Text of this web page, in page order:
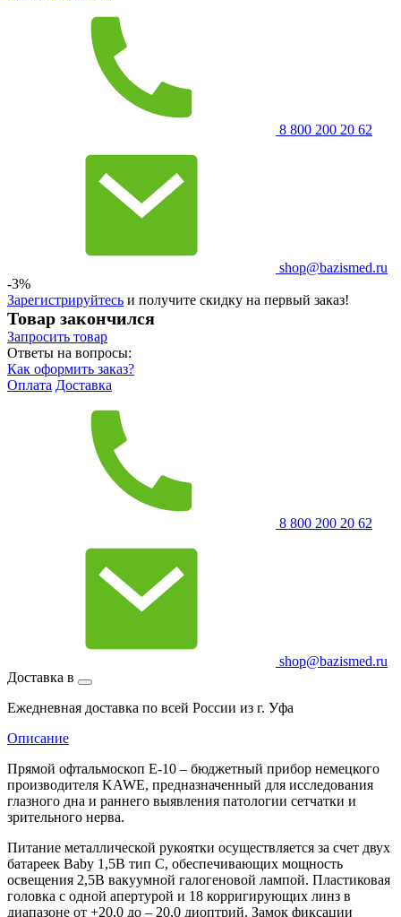
8 800 200 20 62
shop@bazismed.ru
-3%
Зарегистрируйтесь и получите скидку на первый заказ!
Товар закончился
Запросить товар
Ответы на вопросы:
Как оформить заказ?
Оплата Доставка
8 800 200 20 62
shop@bazismed.ru
Доставка в
Ежедневная доставка по всей России из г. Уфа
Описание
Прямой офтальмоскоп E-10 – бюджетный прибор немецкого
производителя KAWE, предназначенный для исследования
глазного дна и раннего выявления патологии сетчатки и
зрительного нерва.
Питание металлической рукоятки осуществляется за счет двух
батареек Baby 1,5В тип С, обеспечивающих мощность
освещения 2,5В вакуумной галогеновой лампой. Пластиковая
головка с одной апертурой и 18 корригирующих линз в
диапазоне от +20,0 до – 20,0 диоптрий. Замок фиксации